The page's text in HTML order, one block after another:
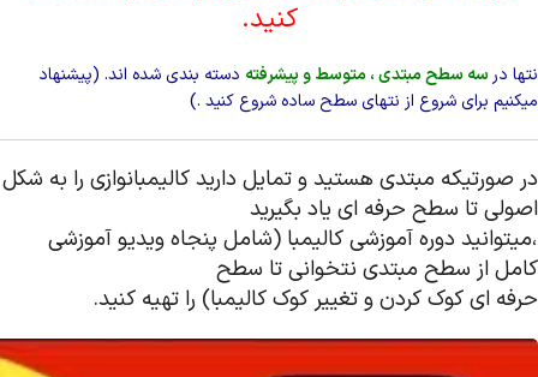
کنید.
نتها در سه سطح مبتدی ، متوسط و پیشرفته دسته بندی شده اند. (پیشنهاد
میکنیم برای شروع از نتهای سطح ساده شروع کنید .)
در صورتیکه مبتدی هستید و تمایل دارید کالیمبانوازی را به شکل
اصولی تا سطح حرفه ای یاد بگیرید
،میتوانید دوره آموزشی کالیمبا (شامل پنجاه ویدیو آموزشی
کامل از سطح مبتدی نتخوانی تا سطح
حرفه ای کوک کردن و تغییر کوک کالیمبا) را تهیه کنید.